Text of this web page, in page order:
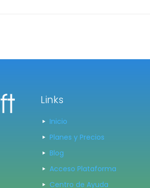
Links
Inicio
Planes y Precios
Blog
Acceso Plataforma
Centro de Ayuda